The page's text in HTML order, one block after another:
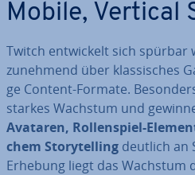
Mobile, Vertical
Twitch ent­wi­ckelt sich spürbar
zunehmend über klas­si­sches
ge Content-Formate.
starkes Wachstum und
Avataren, Rol­len­spiel-
chem Sto­rytel­ling deutlich an
Erhebung liegt das Wachstum